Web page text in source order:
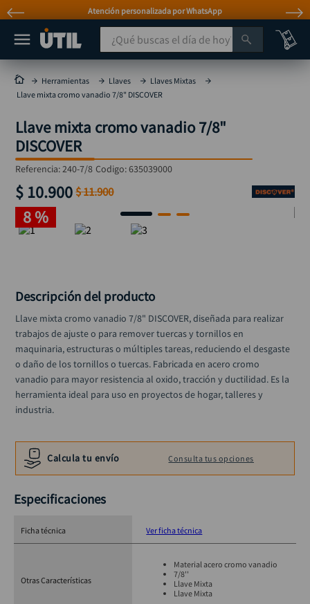
Atención personalizada por WhatsApp
¿Qué buscas el día de hoy?
Herramientas Llaves
Llaves Mixtas
Llave mixta cromo vanadio 7/8" DISCOVER
Llave mixta cromo vanadio 7/8"
DISCOVER
Referencia:240-7/8 Codigo:635039000
$ 10.900 $11.900
8 %
Descripción del producto
Llave mixta cromo vanadio 7/8" DISCOVER, diseñada para realizar
trabajos de ajuste o para remover tuercas y tornillos en
maquinaria, estructuras o múltiples tareas, reduciendo el desgaste
o daño de los tornillos o tuercas. Fabricada en acero cromo
vanadio para mayor resistencia al oxido, tracción y ductilidad. Es la
herramienta ideal para uso en proyectos de hogar, talleres y
industria.
Calcula tu envío Consulta tus opciones
Especificaciones
Ficha técnica Ver ficha técnica
Otras Características
Material acero cromo vanadio
7/8''
Llave Mixta
Llave Mixta
MÁS BUSCADOS
taladro
taladros pulidoras
compresor
sierra circular
ruteadora
broca
taladro inalámbrico
alicate